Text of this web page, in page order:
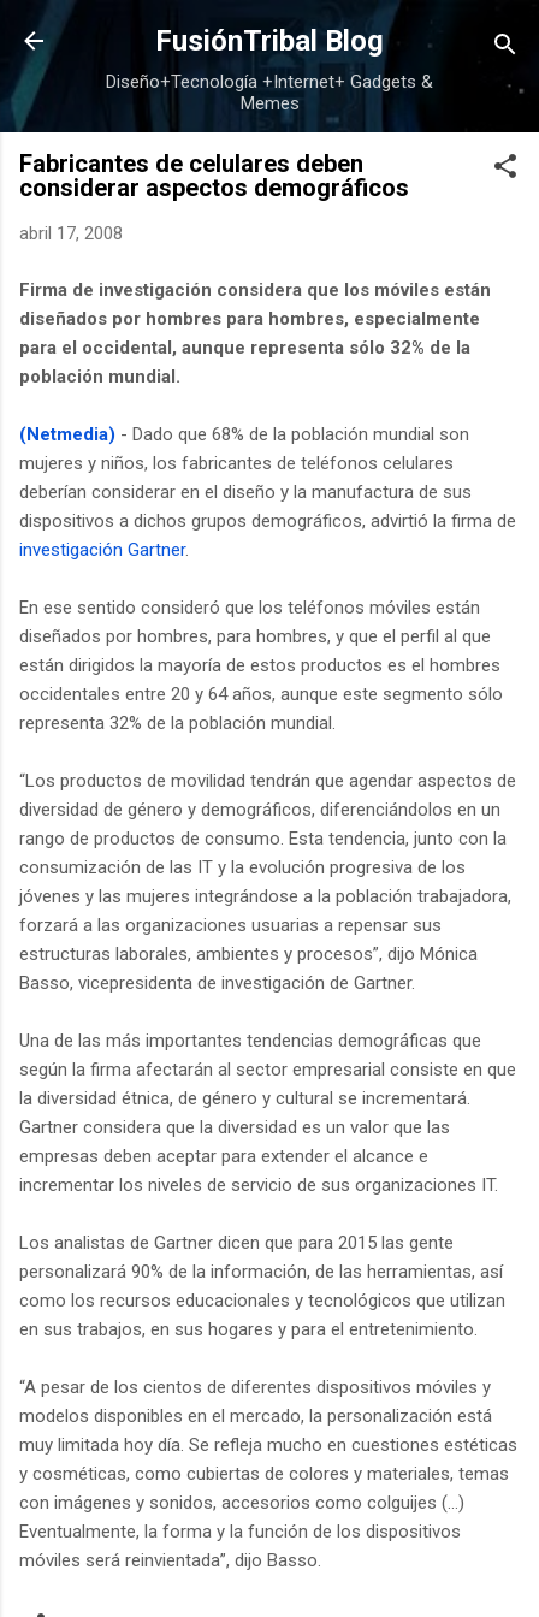
Ir al contenido principal
FusiónTribal Blog
Diseño+Tecnología +Internet+ Gadgets &
Memes
Fabricantes de celulares deben
considerar aspectos demográficos
abril 17, 2008
Firma de investigación considera que los móviles están
diseñados por hombres para hombres, especialmente
para el occidental, aunque representa sólo 32% de la
población mundial.
(Netmedia) - Dado que 68% de la población mundial son
mujeres y niños, los fabricantes de teléfonos celulares
deberían considerar en el diseño y la manufactura de sus
dispositivos a dichos grupos demográficos, advirtió la firma de
investigación Gartner.
En ese sentido consideró que los teléfonos móviles están
diseñados por hombres, para hombres, y que el perfil al que
están dirigidos la mayoría de estos productos es el hombres
occidentales entre 20 y 64 años, aunque este segmento sólo
representa 32% de la población mundial.
“Los productos de movilidad tendrán que agendar aspectos de
diversidad de género y demográficos, diferenciándolos en un
rango de productos de consumo. Esta tendencia, junto con la
consumización de las IT y la evolución progresiva de los
jóvenes y las mujeres integrándose a la población trabajadora,
forzará a las organizaciones usuarias a repensar sus
estructuras laborales, ambientes y procesos”, dijo Mónica
Basso, vicepresidenta de investigación de Gartner.
Una de las más importantes tendencias demográficas que
según la firma afectarán al sector empresarial consiste en que
la diversidad étnica, de género y cultural se incrementará.
Gartner considera que la diversidad es un valor que las
empresas deben aceptar para extender el alcance e
incrementar los niveles de servicio de sus organizaciones IT.
Los analistas de Gartner dicen que para 2015 las gente
personalizará 90% de la información, de las herramientas, así
como los recursos educacionales y tecnológicos que utilizan
en sus trabajos, en sus hogares y para el entretenimiento.
“A pesar de los cientos de diferentes dispositivos móviles y
modelos disponibles en el mercado, la personalización está
muy limitada hoy día. Se refleja mucho en cuestiones estéticas
y cosméticas, como cubiertas de colores y materiales, temas
con imágenes y sonidos, accesorios como colguijes (…)
Eventualmente, la forma y la función de los dispositivos
móviles será reinvientada”, dijo Basso.